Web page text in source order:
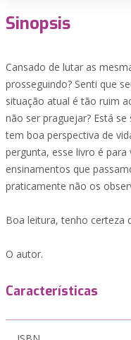
Sinopsis
Cansado de lutar as
prosseguindo? Senti que
situação atual é tão ruim
não ser praguejar? Está
tem boa perspectiva de
pergunta, esse livro é
ensinamentos que
praticamente não os
Boa leitura, tenho certeza
O autor.
Características